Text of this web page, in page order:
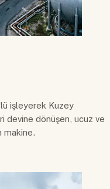
işleyerek Kuzey
devine dönüşen, ucuz ve
makine.